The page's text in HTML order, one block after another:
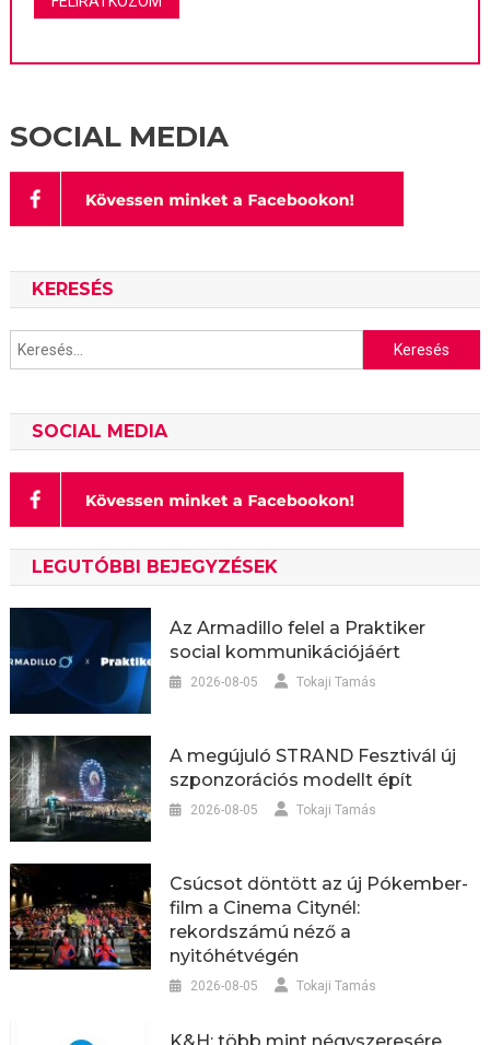
SOCIAL MEDIA
KERESÉS
Keresés:
SOCIAL MEDIA
LEGUTÓBBI BEJEGYZÉSEK
Az Armadillo felel a Praktiker
social kommunikációjáért
2026-08-05 Tokaji Tamás
A megújuló STRAND Fesztivál új
szponzorációs modellt épít
2026-08-05 Tokaji Tamás
Csúcsot döntött az új Pókember-
film a Cinema Citynél:
rekordszámú néző a
nyitóhétvégén
2026-08-05 Tokaji Tamás